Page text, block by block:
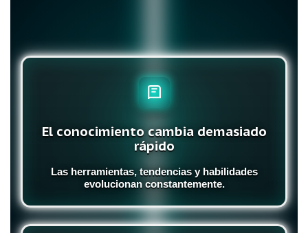
El conocimiento cambia demasiado
rápido
Las herramientas, tendencias y habilidades
evolucionan constantemente.